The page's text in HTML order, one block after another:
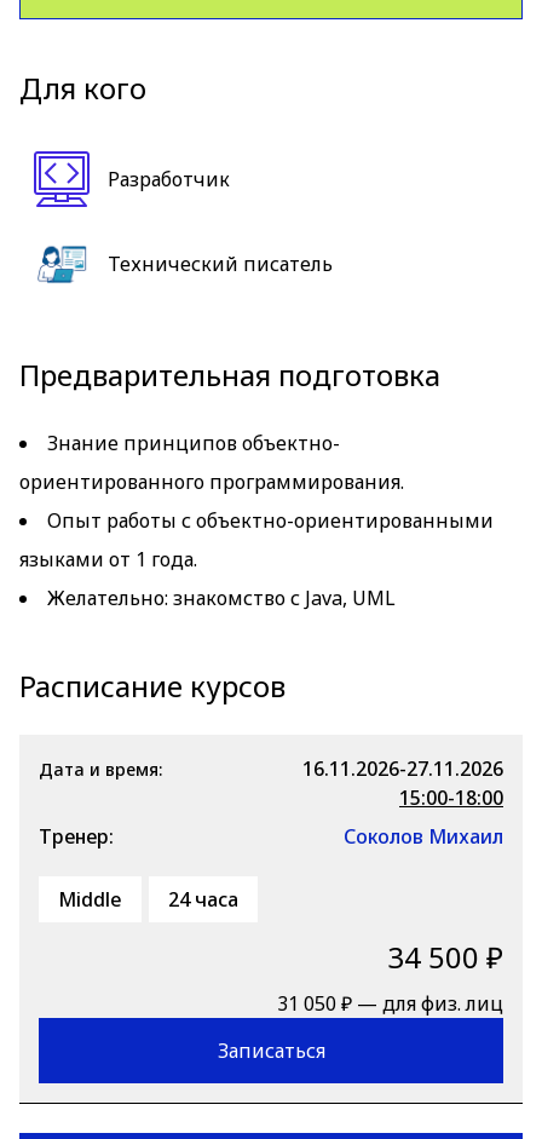
Для кого
Разработчик
Технический писатель
Предварительная подготовка
Знание принципов объектно-
ориентированного программирования.
Опыт работы с объектно-ориентированными
языками от 1 года.
Желательно: знакомство с Java, UML
Расписание курсов
Дата и время:
16.11.2026-27.11.2026
15:00-18:00
Тренер:
Соколов Михаил
Middle 24 часа
34 500 ₽
31 050 ₽ — для физ. лиц
Записаться